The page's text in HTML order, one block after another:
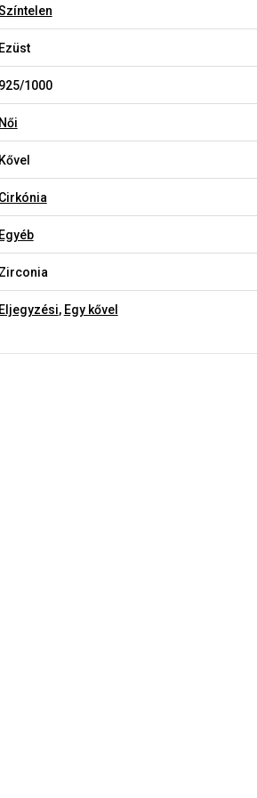
Ezüst
925/1000
Női
Kővel
Cirkónia
Egyéb
Zirconia
Eljegyzési, Egy kővel